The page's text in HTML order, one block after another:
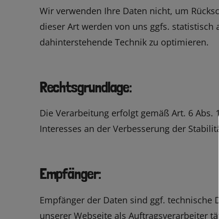
Wir verwenden Ihre Daten nicht, um
dieser Art werden von uns ggfs.
dahinterstehende Technik zu optimieren.
Rechtsgrundlage:
Die Verarbeitung erfolgt gemäß Art. 6 Abs.
Interesses an der Verbesserung der
Empfänger:
Empfänger der Daten sind ggf.
unserer Webseite als Auftragsverarbeiter